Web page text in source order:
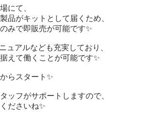
にて、
品がキットとして届くため、
みで即販売が可能です✨
ュアルなども充実しており、
えて働くことが可能です✨
らスタート✨
ッフがサポートしますので、
ださいね✨